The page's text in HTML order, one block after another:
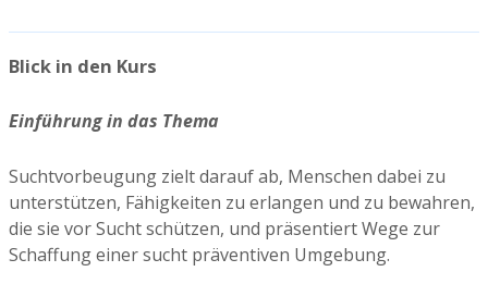
Blick in den Kurs
Einführung in das Thema
Suchtvorbeugung zielt darauf ab, Menschen dabei zu
unterstützen, Fähigkeiten zu erlangen und zu bewahren,
die sie vor Sucht schützen, und präsentiert Wege zur
Schaffung einer sucht präventiven Umgebung.